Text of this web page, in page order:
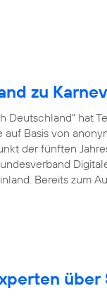
zu
Deutschland“ hat
Basis von
der fünften
Bereits zum
über